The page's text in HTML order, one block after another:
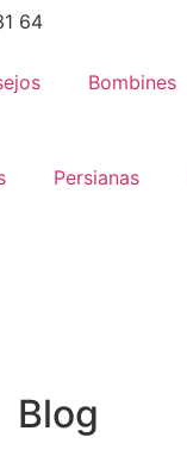
64
Bombines
Persianas
Blog